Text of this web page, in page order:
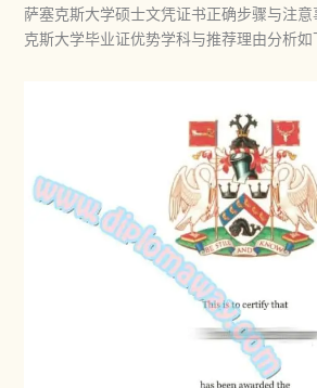
萨塞克斯大学硕士文凭证书正确步骤与注
克斯大学毕业证优势学科与推荐理由分析如